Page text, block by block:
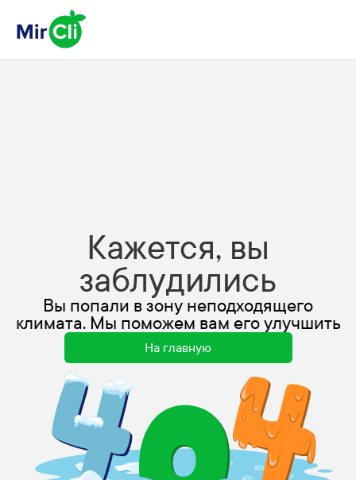
Кажется, вы
заблудились
Вы попали в зону неподходящего
климата. Мы поможем вам его улучшить
На главную